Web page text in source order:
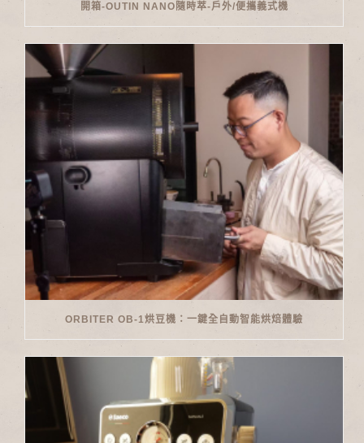
開箱-OUTIN NANO隨時萃-戶外/便攜義式機
ORBITER OB-1烘豆機：一鍵全自動智能烘焙體驗